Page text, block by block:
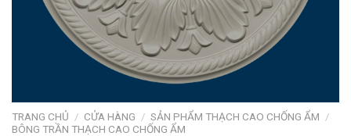
TRANG CHỦ / CỬA HÀNG / SẢN PHẨM THẠCH CAO CHỐNG ẨM /
BÔNG TRẦN THẠCH CAO CHỐNG ẨM